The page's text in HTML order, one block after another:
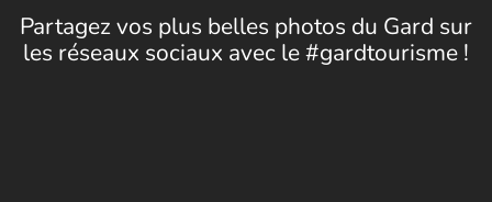
Partagez vos plus belles photos du Gard sur
les réseaux sociaux avec le #gardtourisme !